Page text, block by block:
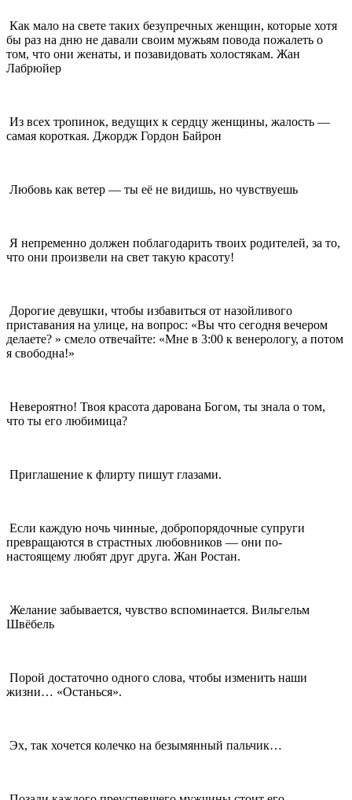
Как мало на свете таких безупречных женщин, которые хотя
бы раз на дню не давали своим мужьям повода пожалеть о
том, что они женаты, и позавидовать холостякам. Жан
Лабрюйер
Из всех тропинок, ведущих к сердцу женщины, жалость —
самая короткая. Джордж Гордон Байрон
Любовь как ветер — ты её не видишь, но чувствуешь
Я непременно должен поблагодарить твоих родителей, за то,
что они произвели на свет такую красоту!
Дорогие девушки, чтобы избавиться от назойливого
приставания на улице, на вопрос: «Вы что сегодня вечером
делаете? » смело отвечайте: «Мне в 3:00 к венерологу, а потом
я свободна!»
Невероятно! Твоя красота дарована Богом, ты знала о том,
что ты его любимица?
Приглашение к флирту пишут глазами.
Если каждую ночь чинные, добропорядочные супруги
превращаются в страстных любовников — они по-
настоящему любят друг друга. Жан Ростан.
Желание забывается, чувство вспоминается. Вильгельм
Швёбель
Порой достаточно одного слова, чтобы изменить наши
жизни… «Останься».
Эх, так хочется колечко на безымянный пальчик…